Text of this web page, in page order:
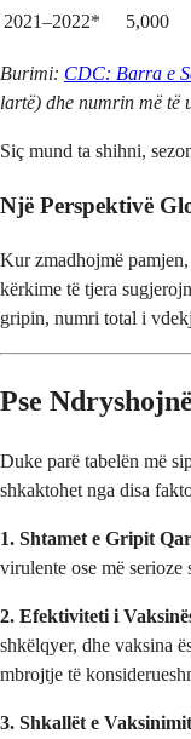
2021–2022*
5,000
Burimi: CDC: Barra e
lartë) dhe numrin më të
Siç mund ta shihni,
Një Perspektivë
Kur zmadhojmë
kërkime të tjera
gripin, numri total i
Pse
Duke parë tabelën më
shkaktohet nga disa
1. Shtamet e Gripit
virulente ose më
2. Efektiviteti i
shkëlqyer, dhe vaksina
mbrojtje të
3. Shkallët e